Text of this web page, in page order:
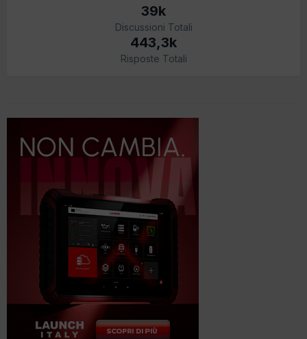
39k
Discussioni Totali
443,3k
Risposte Totali